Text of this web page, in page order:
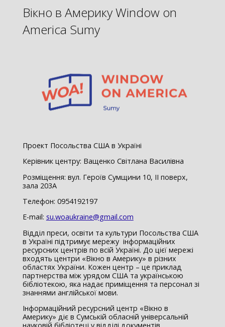
Вікно в Америку Window on
America Sumy
Проект Посольства США в Україні
Керівник центру: Ващенко Світлана Василівна
Розміщення: вул. Героїв Сумщини 10, ІІ поверх,
зала 203А
Телефон: 0954192197
E-mail: su.woaukraine@gmail.com
Відділ преси, освіти та культури Посольства США
в Україні підтримує мережу інформаційних
ресурсних центрів по всій Україні. До цієї мережі
входять центри «Вікно в Америку» в різних
областях України. Кожен центр – це приклад
партнерства між урядом США та українською
бібліотекою, яка надає приміщення та персонал зі
знаннями англійської мови.
Інформаційний ресурсний центр «Вікно в
Америку» діє в Сумській обласній універсальній